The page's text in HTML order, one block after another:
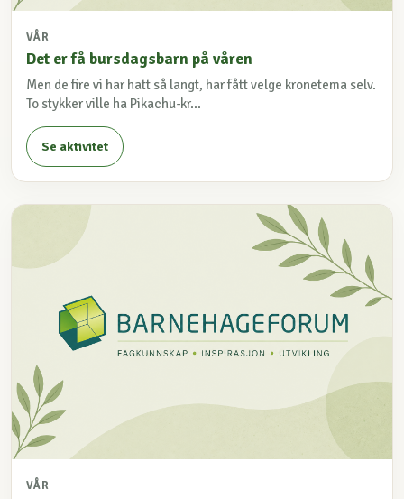
VÅR
Det er få bursdagsbarn på våren
Men de fire vi har hatt så langt, har fått velge kronetema selv.
To stykker ville ha Pikachu-kr...
Se aktivitet
VÅR